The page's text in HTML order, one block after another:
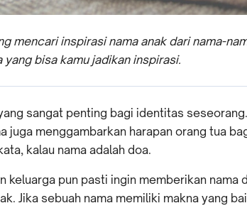
mencari inspirasi nama anak dari nama-
bisa kamu jadikan inspirasi.
sangat penting bagi identitas
juga menggambarkan harapan orang tua
kalau nama adalah doa.
keluarga pun pasti ingin memberikan nama
Jika sebuah nama memiliki makna yang